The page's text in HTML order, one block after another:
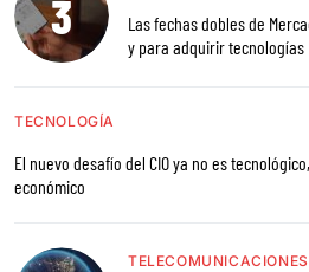
Las fechas dobles de
y para adquirir tecnologías
TECNOLOGÍA
El nuevo desafío del CIO ya no es
económico
TELECOMUNICACIONES